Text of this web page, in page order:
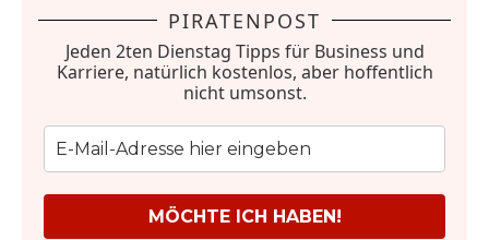
PIRATENPOST
Jeden 2ten Dienstag Tipps für Business und
Karriere, natürlich kostenlos, aber hoffentlich
nicht umsonst.
MÖCHTE ICH HABEN!